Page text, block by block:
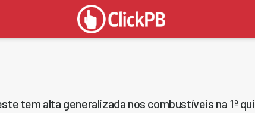
tem alta generalizada nos combustíveis na 1ª